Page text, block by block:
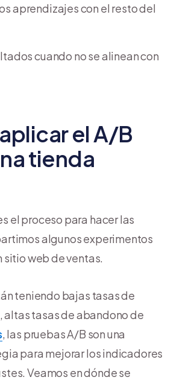
aprendizajes con el resto del
cuando no se alinean con
el A/B
tienda
el proceso para hacer las
algunos experimentos
sitio web de ventas.
teniendo bajas tasas de
altas tasas de abandono de
, las pruebas A/B son una
para mejorar los indicadores
Veamos en dónde se